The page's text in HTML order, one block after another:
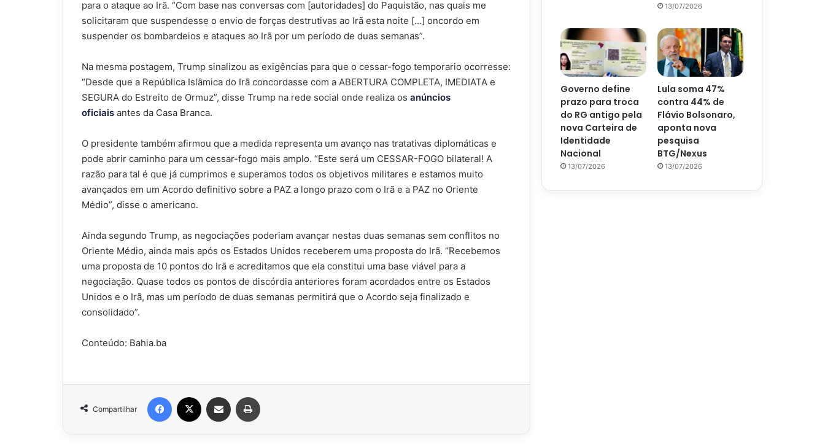
para o ataque ao Irã. “Com base nas conversas com [autoridades] do Paquistão, nas quais me
solicitaram que suspendesse o envio de forças destrutivas ao Irã esta noite […] oncordo em
suspender os bombardeios e ataques ao Irã por um período de duas semanas”.
Na mesma postagem, Trump sinalizou as exigências para que o cessar-fogo temporario ocorresse:
“Desde que a República Islâmica do Irã concordasse com a ABERTURA COMPLETA, IMEDIATA e
SEGURA do Estreito de Ormuz”, disse Trump na rede social onde realiza osanúncios
oficiais antes da Casa Branca.
O presidente também afirmou que a medida representa um avanço nas tratativas diplomáticas e
pode abrir caminho para um cessar-fogo mais amplo. “Este será um CESSAR-FOGO bilateral! A
razão para tal é que já cumprimos e superamos todos os objetivos militares e estamos muito
avançados em um Acordo definitivo sobre a PAZ a longo prazo com o Irã e a PAZ no Oriente
Médio”, disse o americano.
Ainda segundo Trump, as negociações poderiam avançar nestas duas semanas sem conflitos no
Oriente Médio, ainda mais após os Estados Unidos receberem uma proposta do Irã. “Recebemos
uma proposta de 10 pontos do Irã e acreditamos que ela constitui uma base viável para a
negociação. Quase todos os pontos de discórdia anteriores foram acordados entre os Estados
Unidos e o Irã, mas um período de duas semanas permitirá que o Acordo seja finalizado e
consolidado”.
Conteúdo: Bahia.ba
Compartilhar
Facebook Compartilhar via e-mail
13/07/2026
Governo define
prazo para troca
do RG antigo pela
nova Carteira de
Identidade
Nacional
13/07/2026
Lula soma 47%
contra 44% de
Flávio Bolsonaro,
aponta nova
pesquisa
BTG/Nexus
13/07/2026